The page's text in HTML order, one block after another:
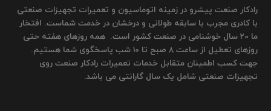
رادکار صنعت پیشرو در زمینه اتوماسیون و تعمیرات تجهیزات صنعتی
با کادری مجرب با سابقه طولانی و درخشان در خدمت شماست. افتخار
ما 20 سال خوشنامی در صنعت کشور است. همه روزهای هفته حتی
روزهای تعطیل از ساعت 8 صبح تا 10 شب پاسخگوی شما هستیم.
جهت کسب اطمینان متقابل خدمات تعمیرات رادکار صنعت روی
تجهیزات صنعتی شامل یک سال گارانتی می باشد.